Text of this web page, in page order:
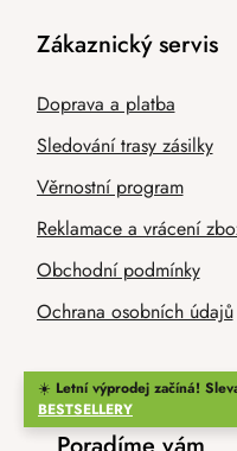
☀️ Letní výprodej začíná!
BESTSELLERY
Zákaznický servis
Doprava a platba
Sledování trasy zásilky
Věrnostní program
Reklamace a vrácení
Obchodní podmínky
Ochrana osobních údajů